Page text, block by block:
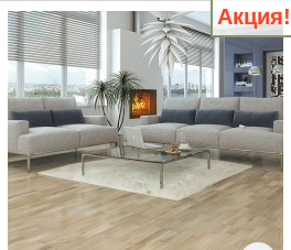
Акция!